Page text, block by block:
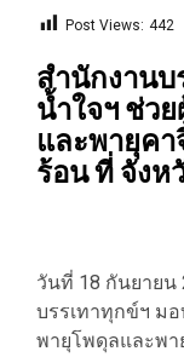
Post Views: 442
สำนักงานบ
น้ำใจฯ ช่ว
และพายุคา
ร้อน ที่ จังห
วันที่ 18 กันยายน
บรรเทาทุกข์ฯ ม
พายุโพดุลและพา